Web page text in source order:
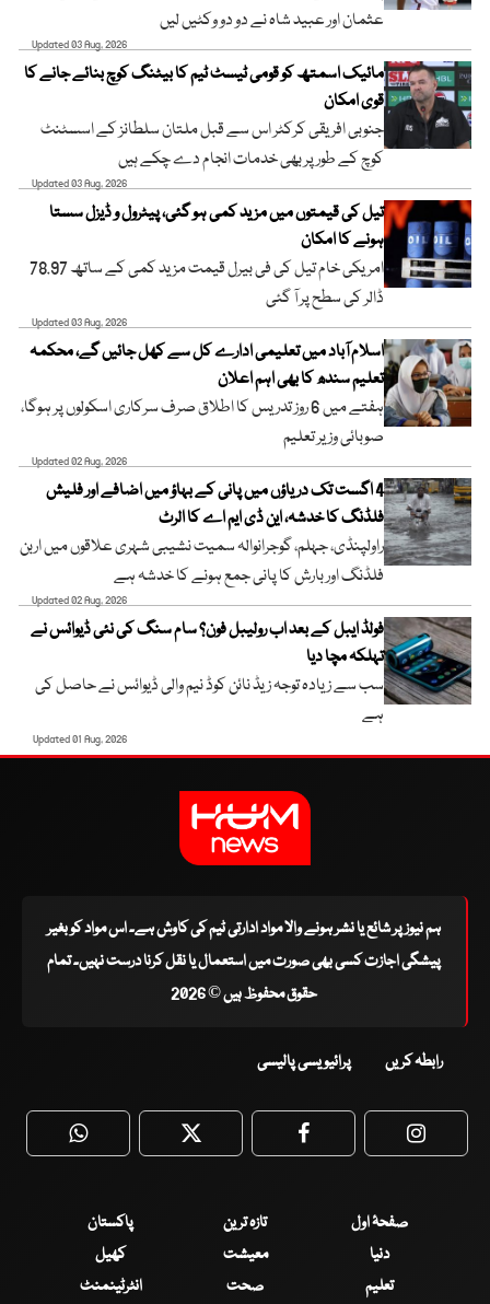
عثمان اور عبید شاہ نے دو دو وکٹیں لیں
Updated 03 Aug, 2026
مائیک اسمتھ کو قومی ٹیسٹ ٹیم کا بیٹنگ کوچ بنائے جانے کا
قوی امکان
جنوبی افریقی کرکٹر اس سے قبل ملتان سلطانز کے اسسٹنٹ
کوچ کے طور پر بھی خدمات انجام دے چکے ہیں
Updated 03 Aug, 2026
تیل کی قیمتوں میں مزید کمی ہو گئی، پیٹرول و ڈیزل سستا
ہونے کا امکان
امریکی خام تیل کی فی بیرل قیمت مزید کمی کے ساتھ 78.97
ڈالر کی سطح پر آ گئی
Updated 03 Aug, 2026
اسلام آباد میں تعلیمی ادارے کل سے کھل جائیں گے، محکمہ
تعلیم سندھ کا بھی اہم اعلان
ہفتے میں 6 روز تدریس کا اطلاق صرف سرکاری اسکولوں پر ہوگا،
صوبائی وزیر تعلیم
Updated 02 Aug, 2026
4 اگست تک دریاؤں میں پانی کے بہاؤ میں اضافے اور فلیش
فلڈنگ کا خدشہ، این ڈی ایم اے کا الرٹ
راولپنڈی، جہلم، گوجرانوالہ سمیت نشیبی شہری علاقوں میں اربن
فلڈنگ اور بارش کا پانی جمع ہونے کا خدشہ ہے
Updated 02 Aug, 2026
فولڈ ایبل کے بعد اب رولیبل فون؟ سام سنگ کی نئی ڈیوائس نے
تہلکہ مچا دیا
سب سے زیادہ توجہ زیڈ نائن کوڈ نیم والی ڈیوائس نے حاصل کی
ہے
Updated 01 Aug, 2026
ہم نیوز پر شائع یا نشر ہونے والا مواد ادارتی ٹیم کی کاوش ہے۔ اس مواد کو بغیر
پیشگی اجازت کسی بھی صورت میں استعمال یا نقل کرنا درست نہیں۔ تمام
حقوق محفوظ ہیں © 2026
رابطہ کریں پرائیویسی پالیسی
WhatsApp Twitter Facebook
صفحۂ اول تازہ ترین
پاکستان
دنیا
معیشت
کھیل
تعلیم
صحت انٹرٹینمنٹ